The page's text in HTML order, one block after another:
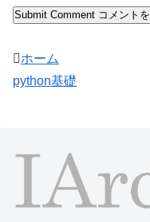
ホーム
python基礎